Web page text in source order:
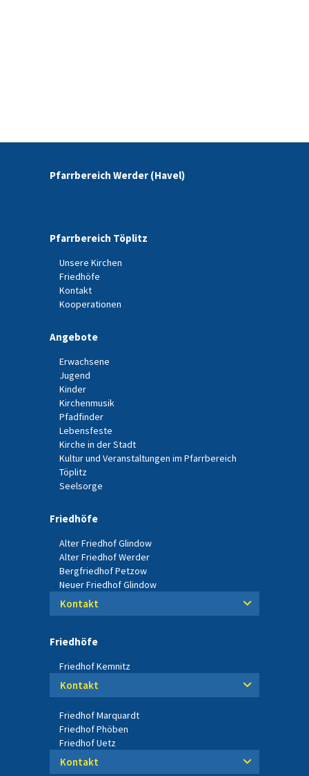
Pfarrbereich Werder (Havel)
Pfarrbereich Töplitz
Unsere Kirchen
Friedhöfe
Kontakt
Kooperationen
Angebote
Erwachsene
Jugend
Kinder
Kirchenmusik
Pfadfinder
Lebensfeste
Kirche in der Stadt
Kultur und Veranstaltungen im Pfarrbereich
Töplitz
Seelsorge
Friedhöfe
Alter Friedhof Glindow
Alter Friedhof Werder
Bergfriedhof Petzow
Neuer Friedhof Glindow
Kontakt
Friedhöfe
Friedhof Kemnitz
Kontakt
Friedhof Marquardt
Friedhof Phöben
Friedhof Uetz
Kontakt